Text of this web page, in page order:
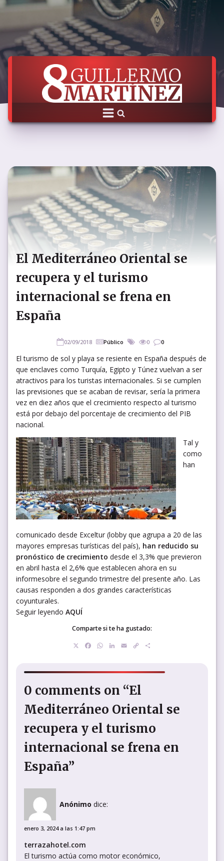
El Mediterráneo Oriental se
recupera y el turismo
internacional se frena en
España
02/09/2018 Público 0 0
El turismo de sol y playa se resiente en España después de
que enclaves como Turquía, Egipto y Túnez vuelvan a ser
atractivos para los turistas internacionales. Si se cumplen
las previsiones que se acaban de revisar, sería la primera
vez en diez años que el crecimiento respecto al turismo
está por debajo del porcentaje de crecimiento del PIB
nacional.
Tal y
como
han
comunicado desde Exceltur (lobby que agrupa a 20 de las
mayores empresas turísticas del país), han reducido su
pronóstico de crecimiento desde el 3,3% que previeron
en abril hasta el 2,6% que establecen ahora en su
informesobre el segundo trimestre del presente año. Las
causas responden a dos grandes características
coyunturales.
Seguir leyendo AQUÍ
Comparte si te ha gustado:
Facebook
WhatsApp
LinkedIn
EmailCopy
0 comments on “El
Mediterráneo Oriental se
recupera y el turismo
internacional se frena en
España”
Anónimo dice:
enero 3, 2024 a las 1:47 pm
terrazahotel.com
El turismo actúa como motor económico,